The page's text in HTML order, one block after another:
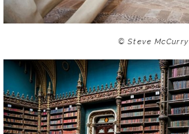
© Steve McCurry